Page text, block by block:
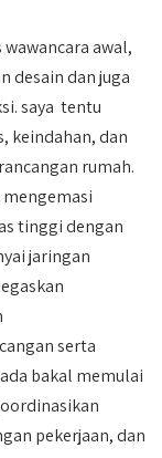
wawancara awal,
desain dan juga
saya tentu
keindahan, dan
rumah.
mengemasi
tinggi dengan
jaringan
serta
bakal memulai
pekerjaan, dan